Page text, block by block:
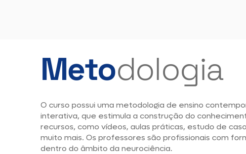
Metodologia
O curso possui uma metodologia de ensino
interativa, que estimula a construção do
recursos, como vídeos, aulas práticas, estudo de
muito mais. Os professores são profissionais com
dentro do âmbito da neurociência.